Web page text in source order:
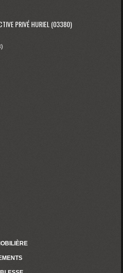
PRIVÉ HURIEL (03380)